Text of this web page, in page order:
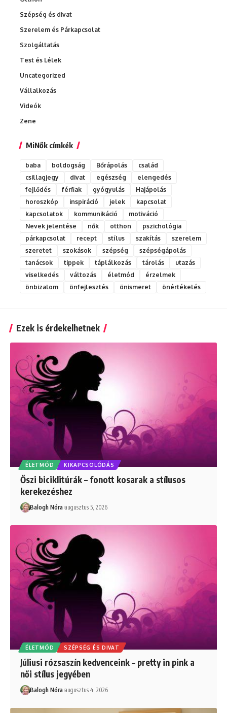
Szépség és divat
Szerelem és Párkapcsolat
Szolgáltatás
Test és Lélek
Uncategorized
Vállalkozás
Videók
Zene
MiNők címkék
baba boldogság Bőrápolás
család
csillagjegy
divat egészség
elengedés
fejlődés
férfiak gyógyulás
Hajápolás
horoszkóp
inspiráció jelek
kapcsolat
kapcsolatok
kommunikáció
motiváció
Nevek jelentése
nők otthon
pszichológia
párkapcsolat
recept stílus szakítás
szerelem
szeretet
szokások szépség
szépségápolás
tanácsok
tippek táplálkozás tárolás
utazás
viselkedés
változás életmód
érzelmek
önbizalom
önfejlesztés önismeret önértékelés
Ezek is érdekelhetnek
ÉLETMÓD KIKAPCSOLÓDÁS
Őszi biciklitúrák – fonott kosarak a stílusos
kerekezéshez
Balogh Nóra augusztus 5, 2026
ÉLETMÓD SZÉPSÉG ÉS DIVAT
Júliusi rózsaszín kedvenceink – pretty in pink a
női stílus jegyében
Balogh Nóra augusztus 4, 2026